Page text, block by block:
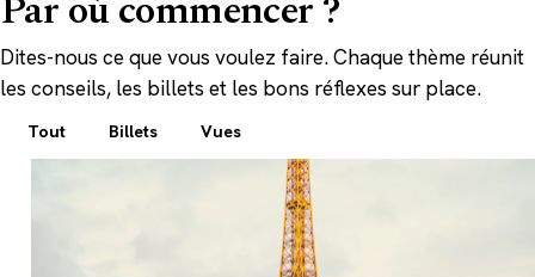
Dites-nous ce que vous voulez faire. Chaque thème réunit
les conseils, les billets et les bons réflexes sur place.
Tout Billets Vues